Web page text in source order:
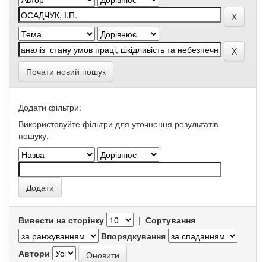
Почати новий пошук
Додати фільтри:
Використовуйте фільтри для уточнення результатів
пошуку.
Вивести на сторінку | Сортування
Впорядкування
Автори